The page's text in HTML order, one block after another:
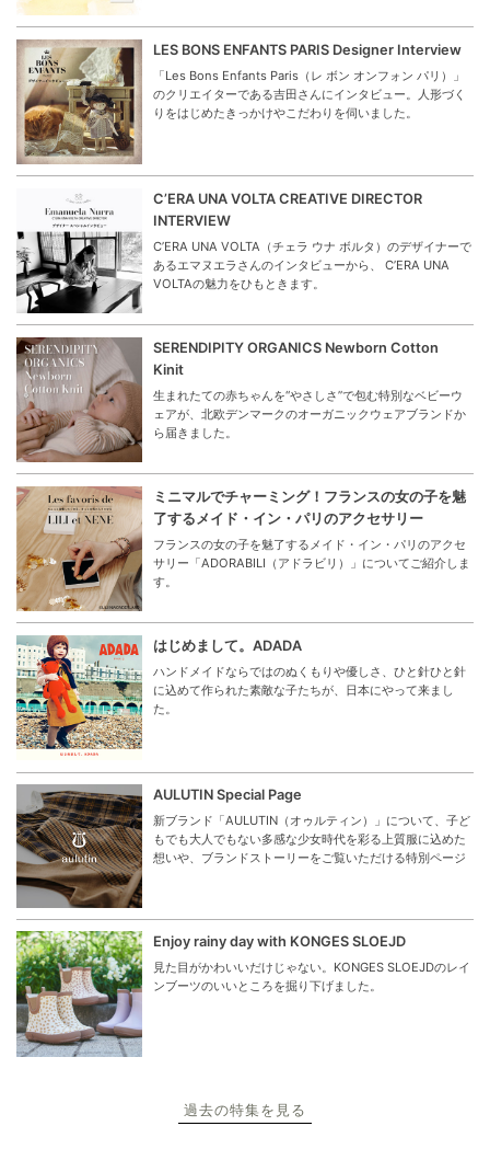
LES BONS ENFANTS PARIS Designer Interview
「Les Bons Enfants Paris（レ ボン オンフォン パリ）」
のクリエイターである吉田さんにインタビュー。人形づく
りをはじめたきっかけやこだわりを伺いました。
C’ERA UNA VOLTA CREATIVE DIRECTOR
INTERVIEW
C’ERA UNA VOLTA（チェラ ウナ ボルタ）のデザイナーで
あるエマヌエラさんのインタビューから、 C’ERA UNA
VOLTAの魅力をひもときます。
SERENDIPITY ORGANICS Newborn Cotton
Kinit
生まれたての赤ちゃんを“やさしさ”で包む特別なベビーウ
ェアが、北欧デンマークのオーガニックウェアブランドか
ら届きました。
ミニマルでチャーミング！フランスの女の子を魅
了するメイド・イン・パリのアクセサリー
フランスの女の子を魅了するメイド・イン・パリのアクセ
サリー「ADORABILI（アドラビリ）」についてご紹介しま
す。
はじめまして。ADADA
ハンドメイドならではのぬくもりや優しさ、ひと針ひと針
に込めて作られた素敵な子たちが、日本にやって来まし
た。
AULUTIN Special Page
新ブランド「AULUTIN（オゥルティン）」について、子ど
もでも大人でもない多感な少女時代を彩る上質服に込めた
想いや、ブランドストーリーをご覧いただける特別ページ
Enjoy rainy day with KONGES SLOEJD
見た目がかわいいだけじゃない。KONGES SLOEJDのレイ
ンブーツのいいところを掘り下げました。
過去の特集を見る